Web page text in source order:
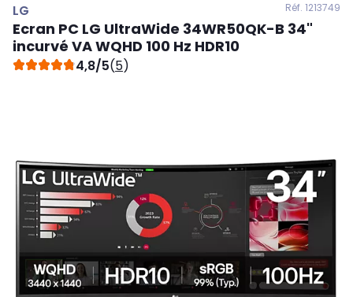
LG Réf. 1213749
Ecran PC LG UltraWide 34WR50QK-B 34"
incurvé VA WQHD 100 Hz HDR10
4,8/5(5)